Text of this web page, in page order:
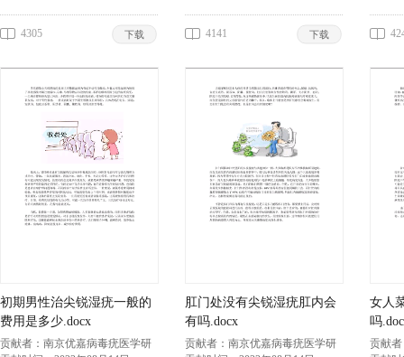
4305 下载 4141 下载
初期男性治尖锐湿疣一般的
费用是多少.docx
贡献者： 南京优嘉病毒疣医学研
肛门处没有尖锐湿疣肛内会
有吗.docx
贡献者： 南京优嘉病毒疣医学研
女人
吗
贡献